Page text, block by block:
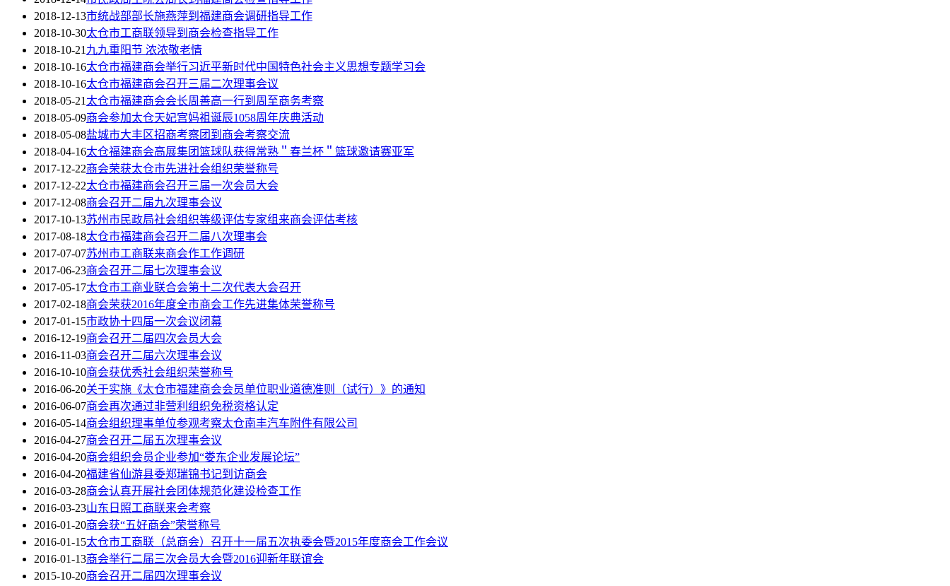
2018-12-13市统战部部长施燕萍到福建商会调研指导工作
2018-10-30太仓市工商联领导到商会检查指导工作
2018-10-21九九重阳节 浓浓敬老情
2018-10-16太仓市福建商会举行习近平新时代中国特色社会主义思想专题学习会
2018-10-16太仓市福建商会召开三届二次理事会议
2018-05-21太仓市福建商会会长周善高一行到周至商务考察
2018-05-09商会参加太仓天妃宫妈祖诞辰1058周年庆典活动
2018-05-08盐城市大丰区招商考察团到商会考察交流
2018-04-16太仓福建商会高展集团篮球队获得常熟＂春兰杯＂篮球邀请赛亚军
2017-12-22商会荣获太仓市先进社会组织荣誉称号
2017-12-22太仓市福建商会召开三届一次会员大会
2017-12-08商会召开二届九次理事会议
2017-10-13苏州市民政局社会组织等级评估专家组来商会评估考核
2017-08-18太仓市福建商会召开二届八次理事会
2017-07-07苏州市工商联来商会作工作调研
2017-06-23商会召开二届七次理事会议
2017-05-17太仓市工商业联合会第十二次代表大会召开
2017-02-18商会荣获2016年度全市商会工作先进集体荣誉称号
2017-01-15市政协十四届一次会议闭幕
2016-12-19商会召开二届四次会员大会
2016-11-03商会召开二届六次理事会议
2016-10-10商会获优秀社会组织荣誉称号
2016-06-20关于实施《太仓市福建商会会员单位职业道德准则（试行）》的通知
2016-06-07商会再次通过非营利组织免税资格认定
2016-05-14商会组织理事单位参观考察太仓南丰汽车附件有限公司
2016-04-27商会召开二届五次理事会议
2016-04-20商会组织会员企业参加“娄东企业发展论坛”
2016-04-20福建省仙游县委郑瑞锦书记到访商会
2016-03-28商会认真开展社会团体规范化建设检查工作
2016-03-23山东日照工商联来会考察
2016-01-20商会获“五好商会”荣誉称号
2016-01-15太仓市工商联（总商会）召开十一届五次执委会暨2015年度商会工作会议
2016-01-13商会举行二届三次会员大会暨2016迎新年联谊会
2015-10-20商会召开二届四次理事会议